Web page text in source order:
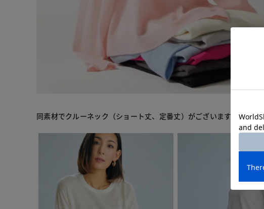
同素材でクルーネック（ショート丈、定番丈）がございます。